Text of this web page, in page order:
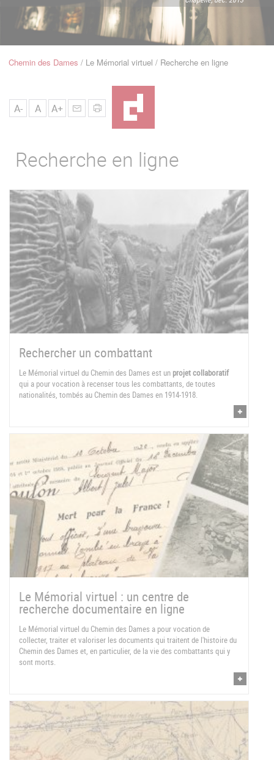
Navigation
Fil
Chemin des Dames Le Mémorial virtuel Recherche en ligne
A- A A+
Recherche en ligne
Rechercher un combattant
Le Mémorial virtuel du Chemin des Dames est un projet collaboratif
qui a pour vocation à recenser tous les combattants, de toutes
nationalités, tombés au Chemin des Dames en 1914-1918.
Le Mémorial virtuel : un centre de
recherche documentaire en ligne
Le Mémorial virtuel du Chemin des Dames a pour vocation de
collecter, traiter et valoriser les documents qui traitent de l'histoire du
Chemin des Dames et, en particulier, de la vie des combattants qui y
sont morts.